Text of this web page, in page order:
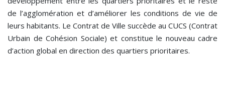
de l’agglomération et d’améliorer les conditions de vie de
leurs habitants. Le Contrat de Ville succède au CUCS (Contrat
Urbain de Cohésion Sociale) et constitue le nouveau cadre
d’action global en direction des quartiers prioritaires.